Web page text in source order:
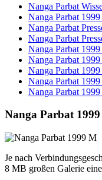
Nanga Parbat
Nanga Parbat
Nanga Parbat
Nanga Parbat
Nanga Parbat 1999
Nanga Parbat
Nanga Parbat
Nanga Parbat
Nanga Parbat
Nanga Parbat
Je nach
8 MB großen Galerie